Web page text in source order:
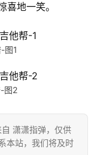
喜地一笑。
图1
图2
潇潇指弹，仅供
本站，我们将及时